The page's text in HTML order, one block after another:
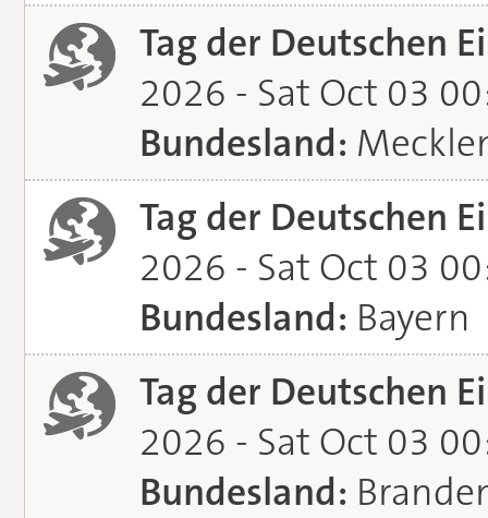
Tag der Deutschen
2026 - Sat Oct 03
Bundesland:
Tag der Deutschen
2026 - Sat Oct 03
Bundesland: Bayern
Tag der Deutschen
2026 - Sat Oct 03
Bundesland: